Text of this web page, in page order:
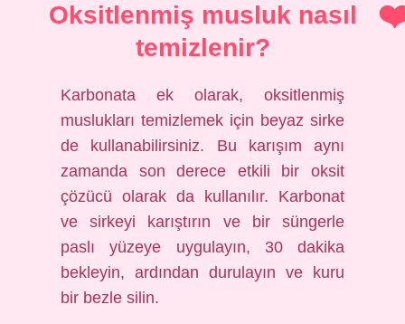
Oksitlenmiş musluk nasıl
temizlenir?
Karbonata ek olarak, oksitlenmiş
muslukları temizlemek için beyaz sirke
de kullanabilirsiniz. Bu karışım aynı
zamanda son derece etkili bir oksit
çözücü olarak da kullanılır. Karbonat
ve sirkeyi karıştırın ve bir süngerle
paslı yüzeye uygulayın, 30 dakika
bekleyin, ardından durulayın ve kuru
bir bezle silin.